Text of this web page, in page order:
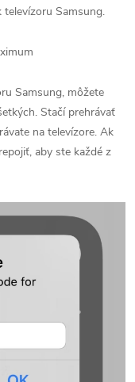
Samsung.
Samsung, môžete
Stačí prehrávať
na televízore. Ak
aby ste každé z